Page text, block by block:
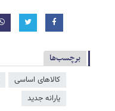
برچسب‌ها
کالاهای اساسی
یارانه جدید